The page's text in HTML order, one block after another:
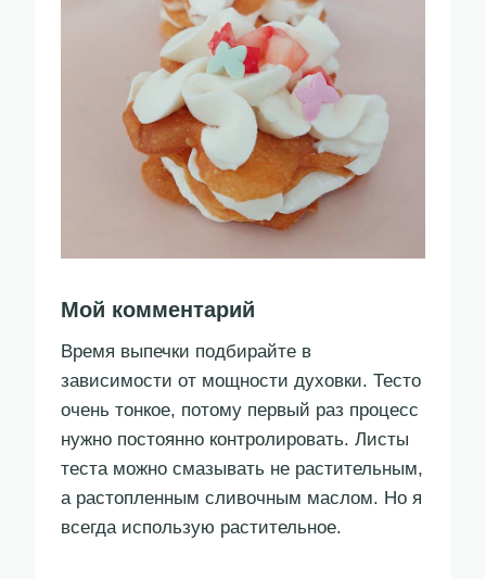
Мой комментарий
Время выпечки подбирайте в
зависимости от мощности духовки. Тесто
очень тонкое, потому первый раз процесс
нужно постоянно контролировать. Листы
теста можно смазывать не растительным,
а растопленным сливочным маслом. Но я
всегда использую растительное.